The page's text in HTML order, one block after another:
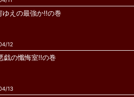
ゆえの最強か!!の巻
12
戯の懺悔室!!の巻
13